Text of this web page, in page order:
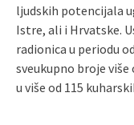
ljudskih potencijala
Istre, ali i Hrvatske.
radionica u periodu
sveukupno broje
u više od 115